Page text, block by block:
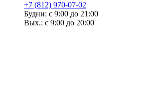
+7 (812) 970-07-02
Будни: с 9:00 до 21:00
Вых.: с 9:00 до 20:00